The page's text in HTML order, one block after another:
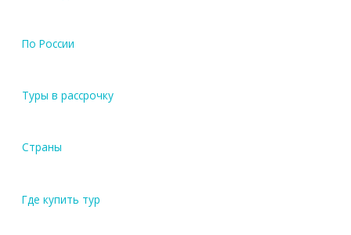
По России
Туры в рассрочку
Страны
Где купить тур